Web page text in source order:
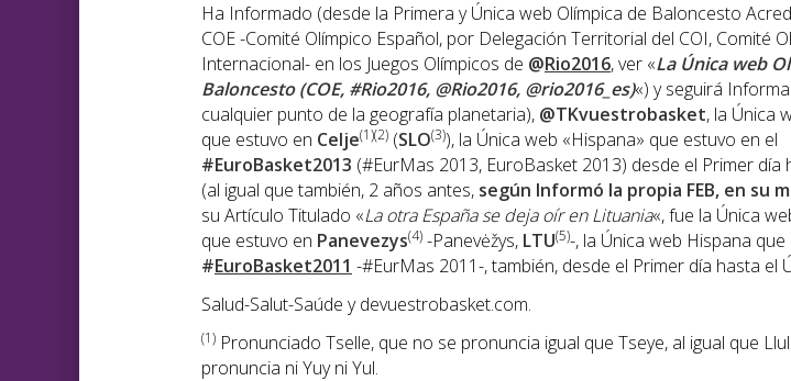
Ha Informado (desde la Primera y Única web Olímpica de Baloncesto
COE -Comité Olímpico Español, por Delegación Territorial del COI, Comité
Internacional- en los Juegos Olímpicos de @Rio2016, ver «La Única web
Baloncesto (COE, #Rio2016, @Rio2016, @rio2016_es)«) y seguirá
cualquier punto de la geografía planetaria), @TKvuestrobasket, la Única
que estuvo en Celje(1)(2) (SLO(3)), la Única web «Hispana» que estuvo en el
#EuroBasket2013 (#EurMas 2013, EuroBasket 2013) desde el Primer día
(al igual que también, 2 años antes, según Informó la propia FEB, en su
su Artículo Titulado «La otra España se deja oír en Lituania«, fue la Única
que estuvo en Panevezys(4) -Panevėžys, LTU(5)-, la Única web Hispana
#EuroBasket2011 -#EurMas 2011-, también, desde el Primer día hasta el
Salud-Salut-Saúde y devuestrobasket.com.
(1) Pronunciado Tselle, que no se pronuncia igual que Tseye, al igual que
pronuncia ni Yuy ni Yul.